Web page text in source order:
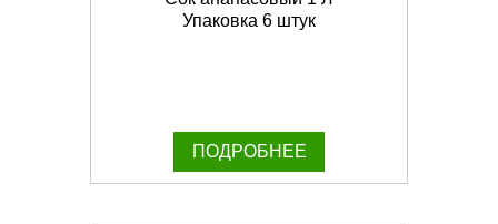
Упаковка 6 штук
ПОДРОБНЕЕ